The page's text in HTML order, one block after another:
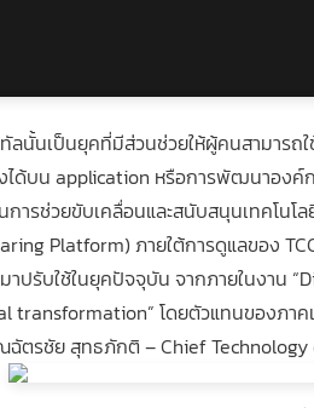
ลนั้นเป็นยุคที่มีส่วนช่วยให้ผู้คนสามารถ
ด้บน application หรือการพัฒนาองค์ก
ารช่วยขับเคลื่อนและสนับสนุนเทคโนโ
Platform) ภายใต้การดูแลของ
าปรับใช้ในยุคปัจจุบัน จากภายในงาน
transformation” โดยตัวแทนของภา
ฉัตรชัย สุทธภักติ – Chief